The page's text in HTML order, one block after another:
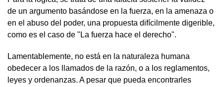
de un argumento basándose en la fuerza, en la amenaza o
en el abuso del poder, una propuesta difícilmente digerible,
como es el caso de "La fuerza hace el derecho".
Lamentablemente, no está en la naturaleza humana
obedecer a los llamados de la razón, o a los reglamentos,
leyes y ordenanzas. A pesar que pueda encontrarles